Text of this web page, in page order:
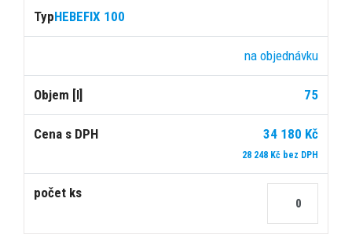
s
Počet
ks
[l]
HEBEFIX 100
na objednávku
75
34 180 Kč
28 248 Kč bez DPH